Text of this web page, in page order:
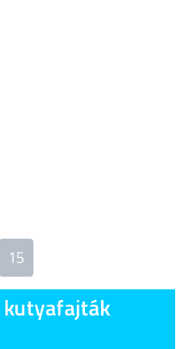
15
kutyafajták